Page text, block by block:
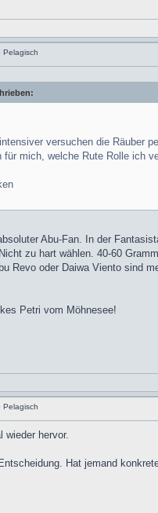
Pelagisch
versuchen die Räuber
für mich, welche Rute Rolle ich
Abu-Fan. In der
zu hart wählen. 40-60
Revo oder Daiwa Viento sind
Petri vom Möhnesee!
Pelagisch
wieder hervor.
Hat jemand